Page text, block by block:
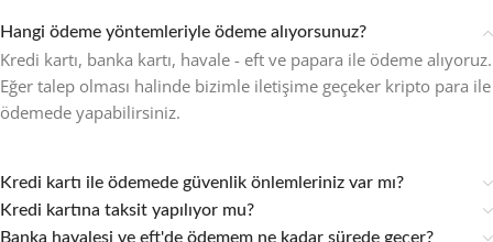
Hangi ödeme yöntemleriyle ödeme alıyorsunuz?
Kredi kartı, banka kartı, havale - eft ve papara ile ödeme alıyoruz.
Eğer talep olması halinde bizimle iletişime geçeker kripto para ile
ödemede yapabilirsiniz.
Kredi kartı ile ödemede güvenlik önlemleriniz var mı?
Kredi kartına taksit yapılıyor mu?
Banka havalesi ve eft'de ödemem ne kadar sürede geçer?